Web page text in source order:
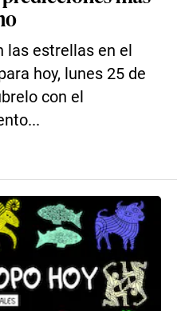
las estrellas en el
hoy, lunes 25 de
con el